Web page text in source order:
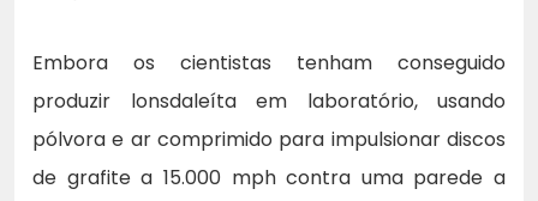
Embora os cientistas tenham conseguido
produzir lonsdaleíta em laboratório, usando
pólvora e ar comprimido para impulsionar discos
de grafite a 15.000 mph contra uma parede a